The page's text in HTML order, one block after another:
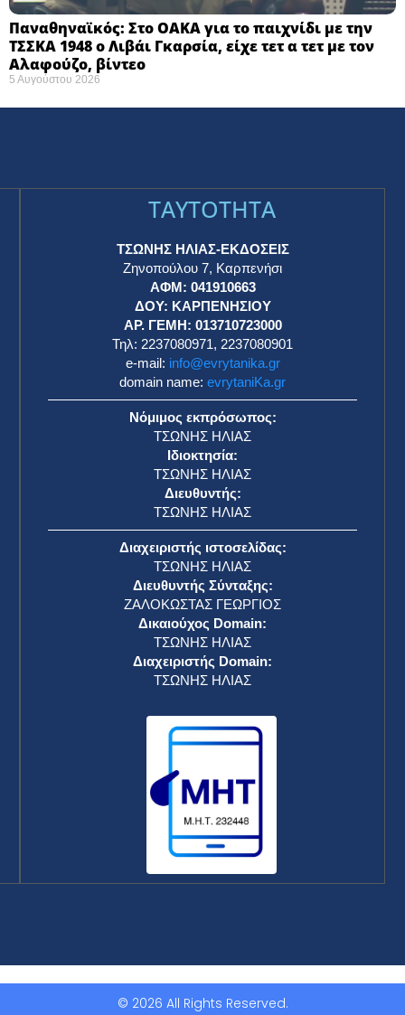
Παναθηναϊκός: Στο ΟΑΚΑ για το παιχνίδι με την
ΤΣΣΚΑ 1948 ο Λιβάι Γκαρσία, είχε τετ α τετ με τον
Αλαφούζο, βίντεο
5 Αυγούστου 2026
TAYTOTHTA
ΤΣΩΝΗΣ ΗΛΙΑΣ-ΕΚΔΟΣΕΙΣ
Ζηνοπούλου 7, Καρπενήσι
ΑΦΜ: 041910663
ΔΟΥ: ΚΑΡΠΕΝΗΣΙΟΥ
ΑΡ. ΓΕΜΗ: 013710723000
Τηλ: 2237080971, 2237080901
e-mail: info@evrytanika.gr
domain name: evrytaniKa.gr
Νόμιμος εκπρόσωπος:
ΤΣΩΝΗΣ ΗΛΙΑΣ
Ιδιοκτησία:
ΤΣΩΝΗΣ ΗΛΙΑΣ
Διευθυντής:
ΤΣΩΝΗΣ ΗΛΙΑΣ
Διαχειριστής ιστοσελίδας:
ΤΣΩΝΗΣ ΗΛΙΑΣ
Διευθυντής Σύνταξης:
ΖΑΛΟΚΩΣΤΑΣ ΓΕΩΡΓΙΟΣ
Δικαιούχος Domain:
ΤΣΩΝΗΣ ΗΛΙΑΣ
Διαχειριστής Domain:
ΤΣΩΝΗΣ ΗΛΙΑΣ
© 2026 All Rights Reserved.